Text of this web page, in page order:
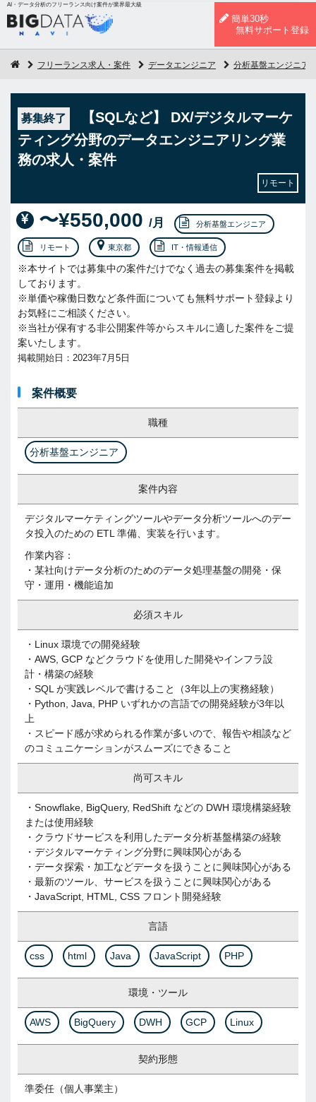
AI・データ分析のフリーランス向け案件が業界最大級
簡単30秒
無料サポート登録
フリーランス求人・案件 データエンジニア 分析基盤エンジニア
募集終了
【SQLなど】 DX/デジタルマーケ
ティング分野のデータエンジニアリング業
務の求人・案件
リモート
〜¥550,000 /月 分析基盤エンジニア
リモート 東京都 IT・情報通信
※本サイトでは募集中の案件だけでなく過去の募集案件を掲載
しております。
※単価や稼働日数など条件面についても無料サポート登録より
お気軽にご相談ください。
※当社が保有する非公開案件等からスキルに適した案件をご提
案いたします。
掲載開始日：2023年7月5日
案件概要
職種
分析基盤エンジニア
案件内容
デジタルマーケティングツールやデータ分析ツールへのデー
タ投入のための ETL 準備、実装を行います。
作業内容：
・某社向けデータ分析のためのデータ処理基盤の開発・保
守・運用・機能追加
必須スキル
・Linux 環境での開発経験
・AWS, GCP などクラウドを使用した開発やインフラ設
計・構築の経験
・SQL が実践レベルで書けること（3年以上の実務経験）
・Python, Java, PHP いずれかの言語での開発経験が3年以
上
・スピード感が求められる作業が多いので、報告や相談など
のコミュニケーションがスムーズにできること
尚可スキル
・Snowflake, BigQuery, RedShift などの DWH 環境構築経験
または使用経験
・クラウドサービスを利用したデータ分析基盤構築の経験
・デジタルマーケティング分野に興味関心がある
・データ探索・加工などデータを扱うことに興味関心がある
・最新のツール、サービスを扱うことに興味関心がある
・JavaScript, HTML, CSS フロント開発経験
言語
css html Java JavaScript PHP
環境・ツール
AWS BigQuery DWH GCP Linux
契約形態
準委任（個人事業主）